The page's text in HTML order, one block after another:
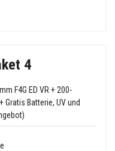
4
F4G ED VR + 200-
Gratis Batterie, UV und